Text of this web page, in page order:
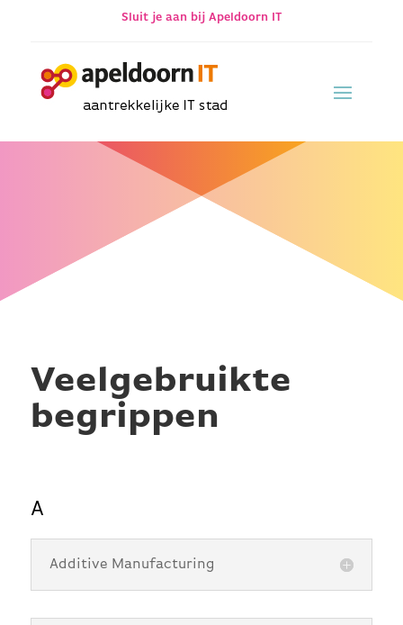
Sluit je aan bij Apeldoorn IT
Veelgebruikte
begrippen
A
Additive Manufacturing